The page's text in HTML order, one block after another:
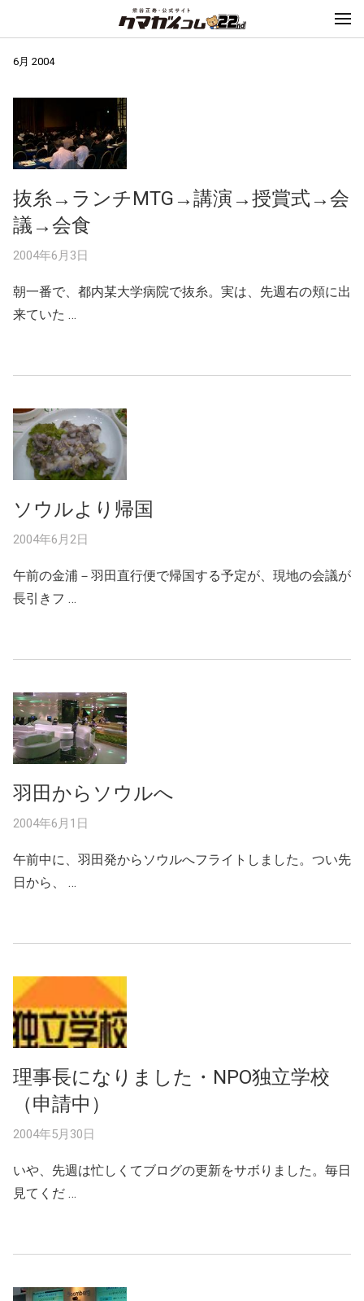
6月 2004
抜糸→ランチMTG→講演→授賞式→会
議→会食
2004年6月3日
朝一番で、都内某大学病院で抜糸。実は、先週右の頬に出
来ていた …
ソウルより帰国
2004年6月2日
午前の金浦－羽田直行便で帰国する予定が、現地の会議が
長引きフ …
羽田からソウルへ
2004年6月1日
午前中に、羽田発からソウルへフライトしました。つい先
日から、 …
理事長になりました・NPO独立学校
（申請中）
2004年5月30日
いや、先週は忙しくてブログの更新をサボりました。毎日
見てくだ …